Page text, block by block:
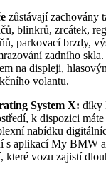
zůstávají zachovány
blinkrů, zrcátek,
parkovací brzdy,
zadního skla.
na displeji,
volantu.
System X: díky
k dispozici
nabídku
s aplikací My BMW
které vozu zajistí